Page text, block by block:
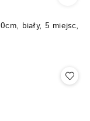
biały, 5 miejsc,